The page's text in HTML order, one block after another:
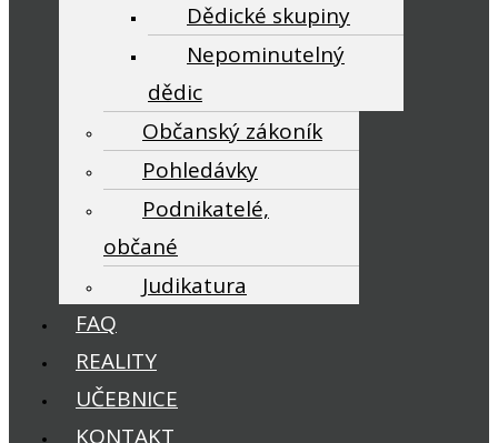
Dědické skupiny
Nepominutelný
dědic
Občanský zákoník
Pohledávky
Podnikatelé,
občané
Judikatura
FAQ
REALITY
UČEBNICE
KONTAKT